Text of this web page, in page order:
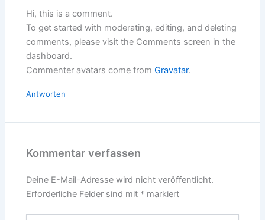
Hi, this is a comment.
To get started with moderating, editing, and deleting
comments, please visit the Comments screen in the
dashboard.
Commenter avatars come fromGravatar.
Antworten
Kommentar verfassen
Deine E-Mail-Adresse wird nicht veröffentlicht.
Erforderliche Felder sind mit * markiert